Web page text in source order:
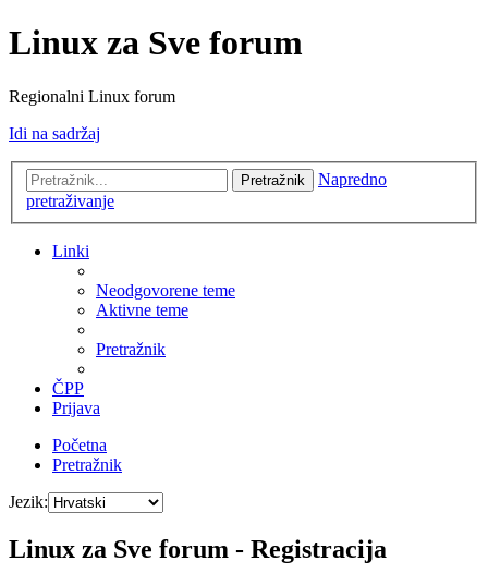
Linux za Sve forum
Regionalni Linux forum
Idi na sadržaj
Pretražnik
Napredno
pretraživanje
Linki
Neodgovorene teme
Aktivne teme
Pretražnik
ČPP
Prijava
Početna
Pretražnik
Jezik:
Linux za Sve forum - Registracija